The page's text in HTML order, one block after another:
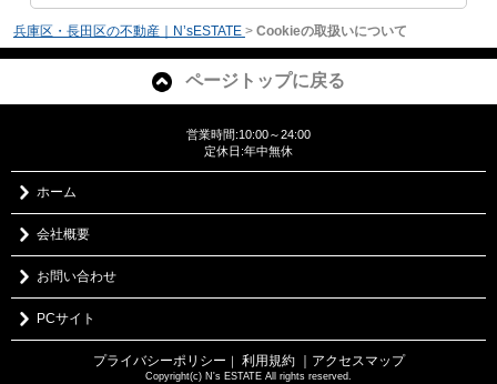
兵庫区・長田区の不動産｜N’sESTATE > Cookieの取扱いについて
ページトップに戻る
営業時間:10:00～24:00
定休日:年中無休
ホーム
会社概要
お問い合わせ
PCサイト
プライバシーポリシー ｜ 利用規約 ｜アクセスマップ
Copyright(c) N's ESTATE All rights reserved.